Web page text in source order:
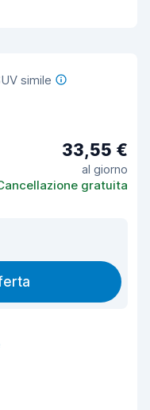
simile
33,55 €
al giorno
gratuita